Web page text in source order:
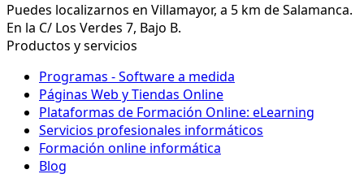
Puedes localizarnos en Villamayor, a 5 km de Salamanca.
En la C/ Los Verdes 7, Bajo B.
Productos y servicios
Programas - Software a medida
Páginas Web y Tiendas Online
Plataformas de Formación Online: eLearning
Servicios profesionales informáticos
Formación online informática
Blog